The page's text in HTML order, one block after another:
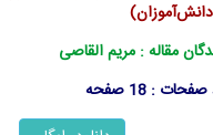
مقاله : مریم القاصی
: 18 صفحه